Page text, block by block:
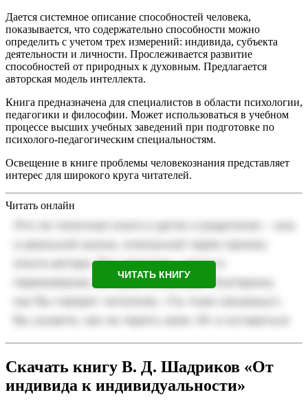
Дается системное описание способностей человека,
показывается, что содержательно способности можно
определить с учетом трех измерений: индивида, субъекта
деятельности и личности. Прослеживается развитие
способностей от природных к духовным. Предлагается
авторская модель интеллекта.
Книга предназначена для специалистов в области психологии,
педагогики и философии. Может использоваться в учебном
процессе высших учебных заведений при подготовке по
психолого-педагогическим специальностям.
Освещение в книге проблемы человекознания представляет
интерес для широкого круга читателей.
Читать онлайн
ЧИТАТЬ КНИГУ
Скачать книгу В. Д. Шадриков «От
индивида к индивидуальности»